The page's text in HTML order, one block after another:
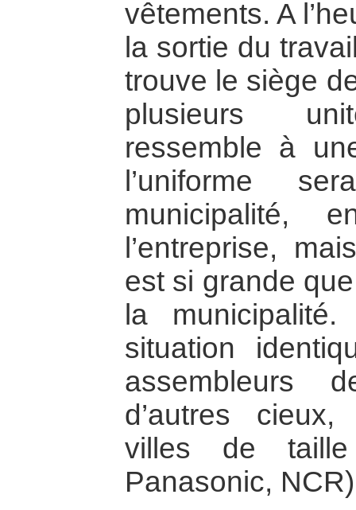
vêtements. A
la sortie du
trouve le siège
plusieurs
ressemble à
l’uniforme
municipalité,
l’entreprise,
est si grande
la
situation
assembleurs
d’autres
villes de taille
Panasonic,